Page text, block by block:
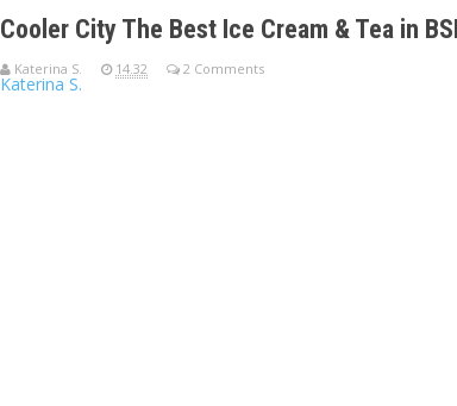
Cooler City The Best Ice Cream & Tea in
Katerina S. 14.32 2 Comments
Katerina S.